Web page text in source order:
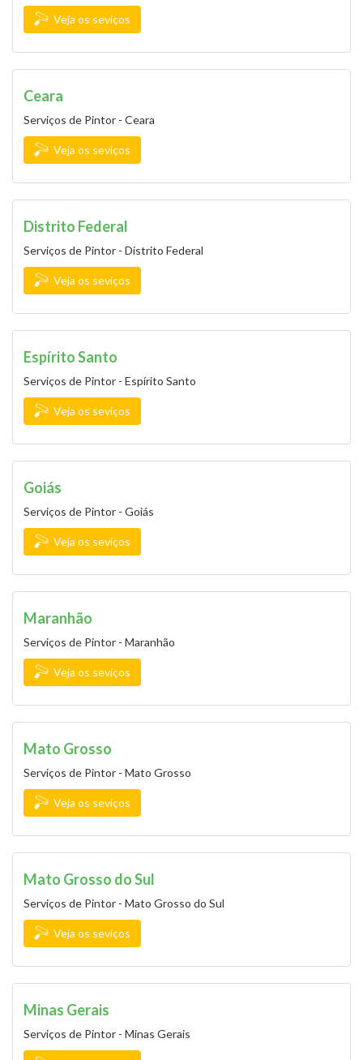
Veja os seviços
Ceara
Serviços de Pintor - Ceara
Veja os seviços
Distrito Federal
Serviços de Pintor - Distrito Federal
Veja os seviços
Espírito Santo
Serviços de Pintor - Espírito Santo
Veja os seviços
Goiás
Serviços de Pintor - Goiás
Veja os seviços
Maranhão
Serviços de Pintor - Maranhão
Veja os seviços
Mato Grosso
Serviços de Pintor - Mato Grosso
Veja os seviços
Mato Grosso do Sul
Serviços de Pintor - Mato Grosso do Sul
Veja os seviços
Minas Gerais
Serviços de Pintor - Minas Gerais